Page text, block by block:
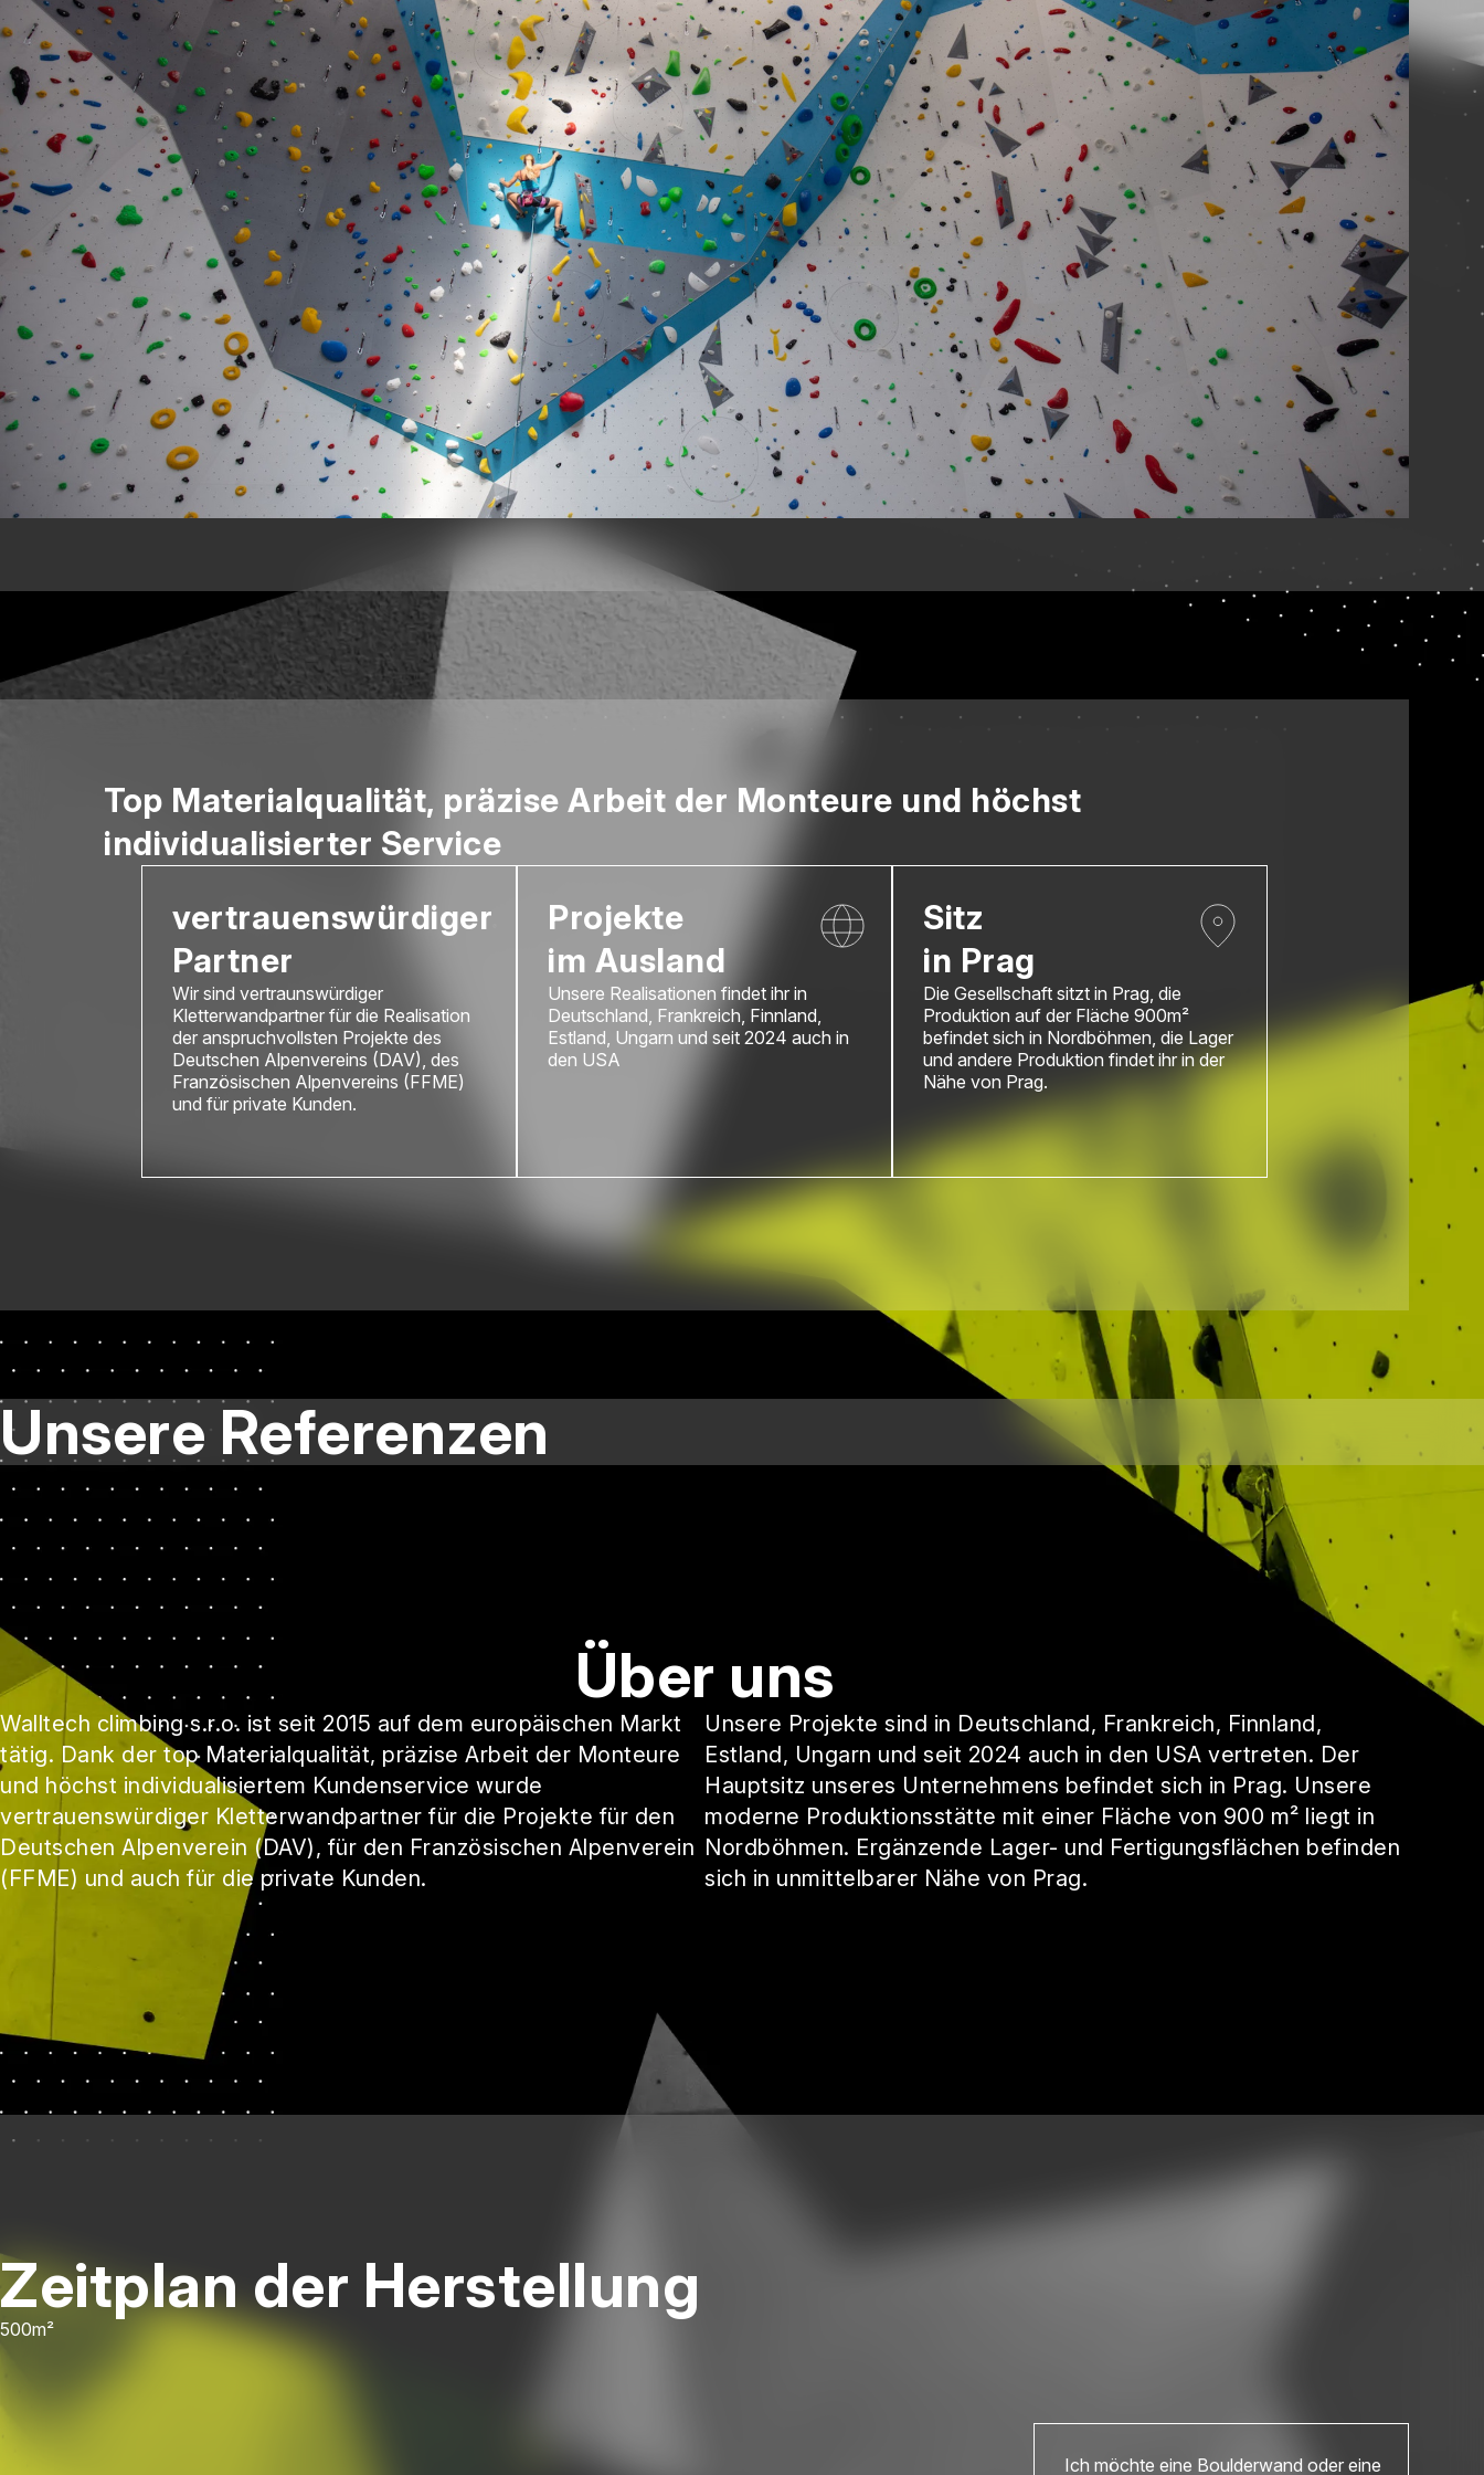
Top Materialqualität, präzise Arbeit der Monteure und höchst
individualisierter Service
vertrauenswürdiger
Partner
Wir sind vertraunswürdiger
Kletterwandpartner für die Realisation
der anspruchvollsten Projekte des
Deutschen Alpenvereins (DAV), des
Französischen Alpenvereins (FFME)
und für private Kunden.
Projekte
im Ausland
Unsere Realisationen findet ihr in
Deutschland, Frankreich, Finnland,
Estland, Ungarn und seit 2024 auch in
den USA
Sitz
in Prag
Die Gesellschaft sitzt in Prag, die
Produktion auf der Fläche 900m²
befindet sich in Nordböhmen, die Lager
und andere Produktion findet ihr in der
Nähe von Prag.
Unsere Referenzen
Über uns
Walltech climbing s.r.o. ist seit 2015 auf dem europäischen Markt
tätig. Dank der top Materialqualität, präzise Arbeit der Monteure
und höchst individualisiertem Kundenservice wurde
vertrauenswürdiger Kletterwandpartner für die Projekte für den
Deutschen Alpenverein (DAV), für den Französischen Alpenverein
(FFME) und auch für die private Kunden.
Unsere Projekte sind in Deutschland, Frankreich, Finnland,
Estland, Ungarn und seit 2024 auch in den USA vertreten. Der
Hauptsitz unseres Unternehmens befindet sich in Prag. Unsere
moderne Produktionsstätte mit einer Fläche von 900 m² liegt in
Nordböhmen. Ergänzende Lager- und Fertigungsflächen befinden
sich in unmittelbarer Nähe von Prag.
Zeitplan der Herstellung
500m²
Ich möchte eine Boulderwand oder eine